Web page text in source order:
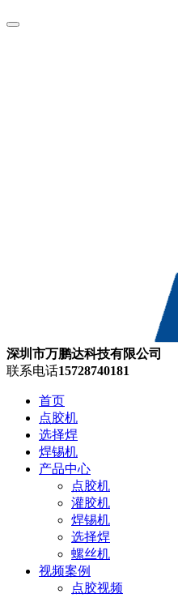
深圳市万鹏达科技有限公司
联系电话15728740181
首页
点胶机
选择焊
焊锡机
产品中心
点胶机
灌胶机
焊锡机
选择焊
螺丝机
视频案例
点胶视频